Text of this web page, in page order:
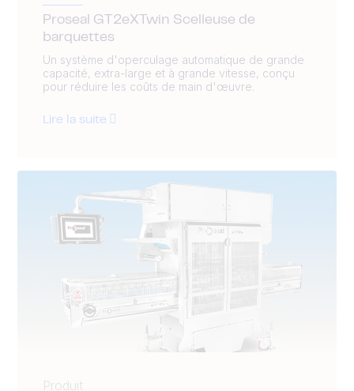
Proseal GT2eXTwin Scelleuse de
barquettes
Un système d'operculage automatique de grande
capacité, extra-large et à grande vitesse, conçu
pour réduire les coûts de main d'œuvre.
Lire la suite
Produit